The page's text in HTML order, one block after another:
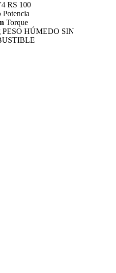
RS 100
Potencia
Torque
PESO HÚMEDO SIN